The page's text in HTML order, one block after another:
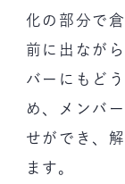
化の部分で
前に出なが
バーにもど
め、メンバ
せができ、
ます。